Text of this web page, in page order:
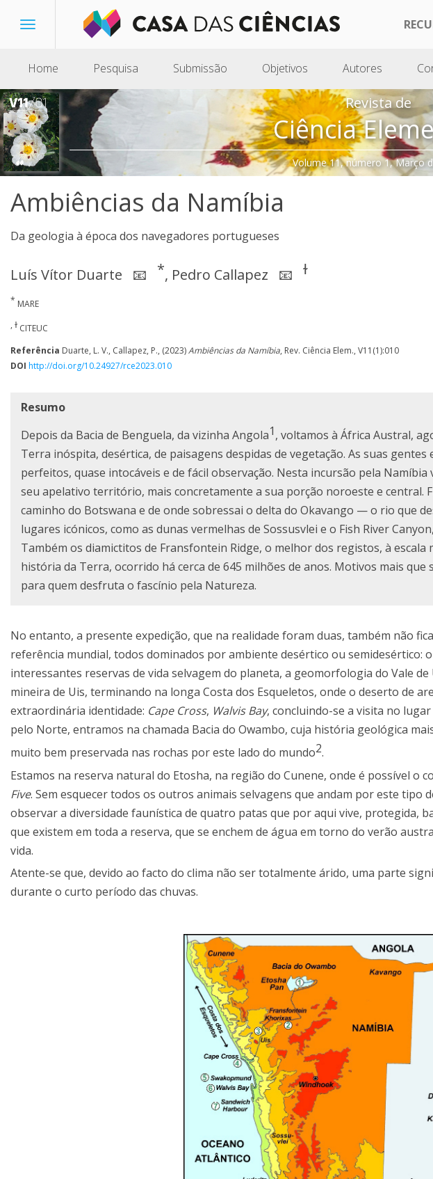
Toggle
Home Pesquisa Submissão Objetivos Autores
Revista de
Ciência
Volume 11, número 1, Março
Ambiências da Namíbia
Da geologia à época dos navegadores portugueses
Luís Vítor Duarte 📧 *, Pedro Callapez 📧 ɫ
* MARE
, ɫ CITEUC
Referência Duarte, L. V., Callapez, P., (2023)Ambiências da Namíbia, Rev. Ciência Elem., V11(1):010
DOI http://doi.org/10.24927/rce2023.010
Resumo
Depois da Bacia de Benguela, da vizinha Angola1, voltamos à África Austral,
Terra inóspita, desértica, de paisagens despidas de vegetação. As suas
perfeitos, quase intocáveis e de fácil observação. Nesta incursão pela
seu apelativo território, mais concretamente a sua porção noroeste e central.
caminho do Botswana e de onde sobressai o delta do Okavango — o rio que
lugares icónicos, como as dunas vermelhas de Sossusvlei e o Fish River
Também os diamictitos de Fransfontein Ridge, o melhor dos registos, à
história da Terra, ocorrido há cerca de 645 milhões de anos. Motivos mais
para quem desfruta o fascínio pela Natureza.
No entanto, a presente expedição, que na realidade foram duas, também não
referência mundial, todos dominados por ambiente desértico ou semidesértico:
interessantes reservas de vida selvagem do planeta, a geomorfologia do Vale
mineira de Uis, terminando na longa Costa dos Esqueletos, onde o deserto de
extraordinária identidade: Cape Cross, Walvis Bay, concluindo-se a visita no lugar
pelo Norte, entramos na chamada Bacia do Owambo, cuja história geológica
muito bem preservada nas rochas por este lado do mundo2.
Estamos na reserva natural do Etosha, na região do Cunene, onde é possível o
Five. Sem esquecer todos os outros animais selvagens que andam por este tipo
observar a diversidade faunística de quatro patas que por aqui vive, protegida,
que existem em toda a reserva, que se enchem de água em torno do verão
vida.
Atente-se que, devido ao facto do clima não ser totalmente árido, uma parte
durante o curto período das chuvas.